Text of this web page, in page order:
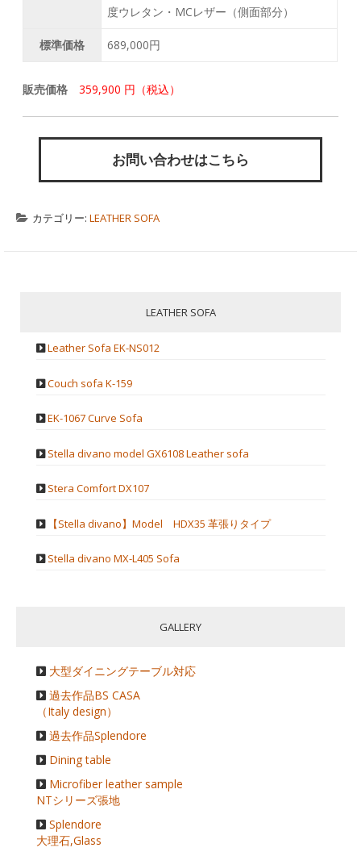
度ウレタン・MCレザー（側面部分）
標準価格 689,000円
販売価格359,900 円（税込）
お問い合わせはこちら
カテゴリー: LEATHER SOFA
LEATHER SOFA
Leather Sofa EK-NS012
Couch sofa K-159
EK-1067 Curve Sofa
Stella divano model GX6108 Leather sofa
Stera Comfort DX107
【Stella divano】Model HDX35 革張りタイプ
Stella divano MX-L405 Sofa
GALLERY
大型ダイニングテーブル対応
過去作品BS CASA
（Italy design）
過去作品Splendore
Dining table
Microfiber leather sample
NTシリーズ張地
Splendore
大理石,Glass